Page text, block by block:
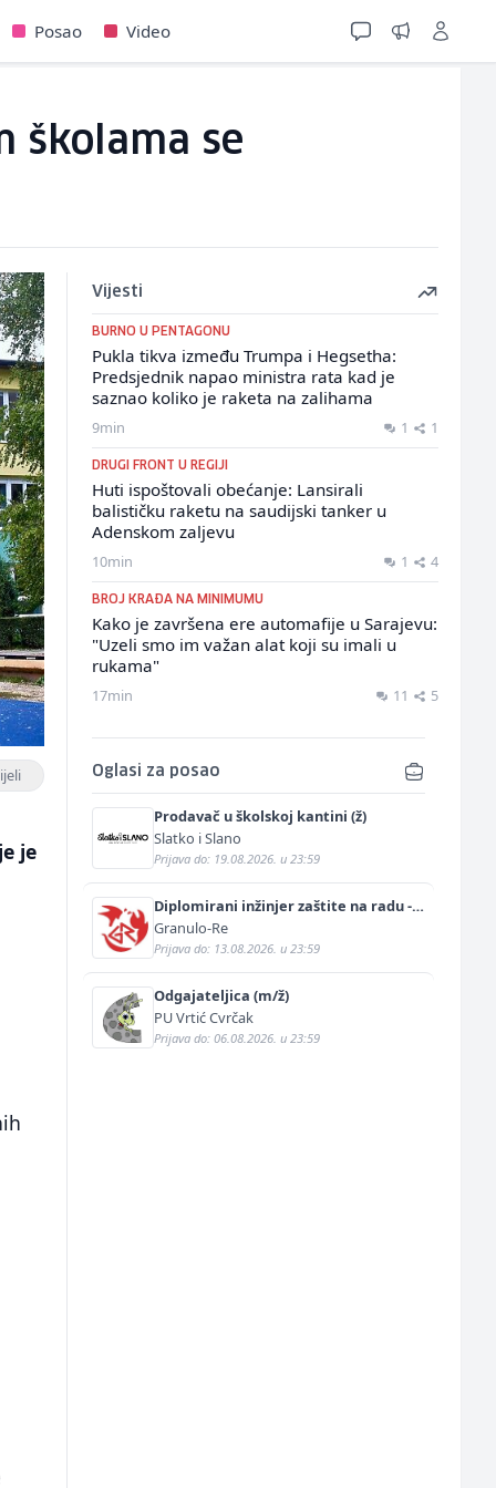
Posao Video
školama se
je
Vijesti
BURNO U PENTAGONU
Pukla tikva između Trumpa i Hegsetha:
Predsjednik napao ministra rata kad je
saznao koliko je raketa na zalihama
9min 1 1
DRUGI FRONT U REGIJI
Huti ispoštovali obećanje: Lansirali
balističku raketu na saudijski tanker u
Adenskom zaljevu
10min 1 4
BROJ KRAĐA NA MINIMUMU
Kako je završena ere automafije u Sarajevu:
"Uzeli smo im važan alat koji su imali u
rukama"
17min 11 5
Oglasi za posao
Prodavač u školskoj kantini (ž)
Slatko i Slano
Prijava do: 19.08.2026. u 23:59
Diplomirani inžinjer zaštite na radu -
Bachelor inžinjer sigurnosti i pomoći
(m/ž)
Granulo-Re
Prijava do: 13.08.2026. u 23:59
Odgajateljica (m/ž)
PU Vrtić Cvrčak
Prijava do: 06.08.2026. u 23:59